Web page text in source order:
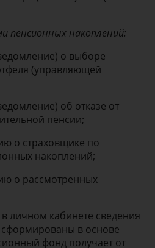
пенсионных накоплений:
о выборе
(управляющей
об отказе от
пенсии;
о страховщике по
накоплений;
о рассмотренных
личном кабинете сведения
в основе
фонд получает от